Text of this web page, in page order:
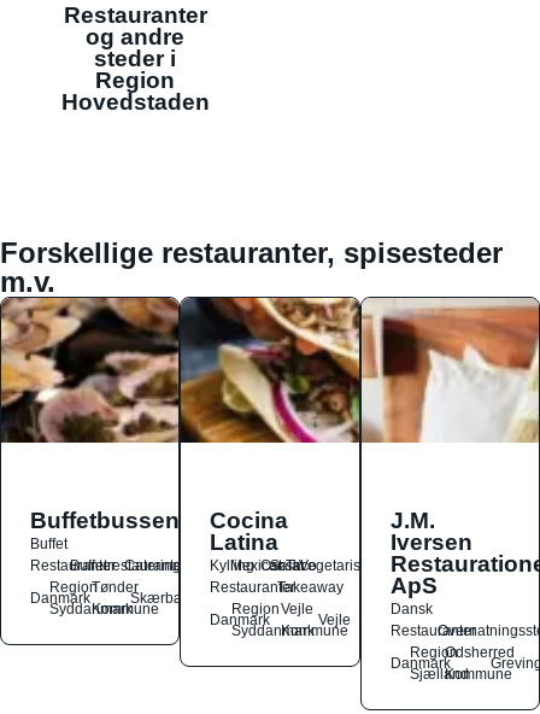
Restauranter
og andre
steder i
Region
Hovedstaden
Forskellige restauranter, spisesteder
m.v.
Buffetbussen
Buffet
Restauranter
Buffetrestauranter
Catering
Danmark
Region
Syddanmark
Tønder
Kommune
Skærbæk
Cocina
Latina
Kylling
Mexicansk
OstSalat
TacoVegetarisk
RestauranterTakeaway
Danmark
Region
Syddanmark
Vejle
Kommune
Vejle
J.M.
Iversen
ApS
Dansk
Restauranter
Danmark
Region
Sjælland
Odsherred
Kommune